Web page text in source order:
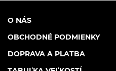
O NÁS
OBCHODNÉ PODMIENKY
DOPRAVA A PLATBA